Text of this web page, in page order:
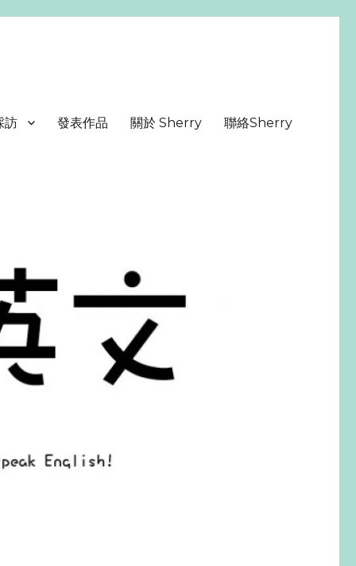
訪 發表作品 關於 Sherry 聯絡Sherry